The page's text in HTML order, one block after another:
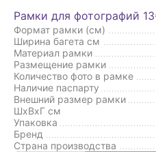
Рамки для фотографий
Формат рамки (см)
Ширина багета см
Материал рамки
Размещение рамки
Количество фото в рамке
Наличие паспарту
Внешний размер рамки
ШxВxГ см
Упаковка
Бренд
Страна производства